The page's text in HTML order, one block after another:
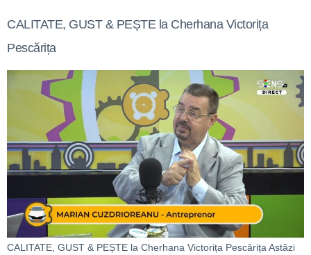
CALITATE, GUST & PEȘTE la Cherhana Victorița
Pescărița
CALITATE, GUST & PEȘTE la Cherhana Victorița Pescărița Astăzi